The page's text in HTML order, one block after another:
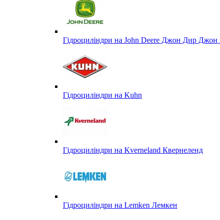
Гідроциліндри на John Deere Джон Дир Джон
Гідроциліндри на Kuhn
Гідроциліндри на Kverneland Квернеленд
Гідроциліндри на Lemken Лемкен